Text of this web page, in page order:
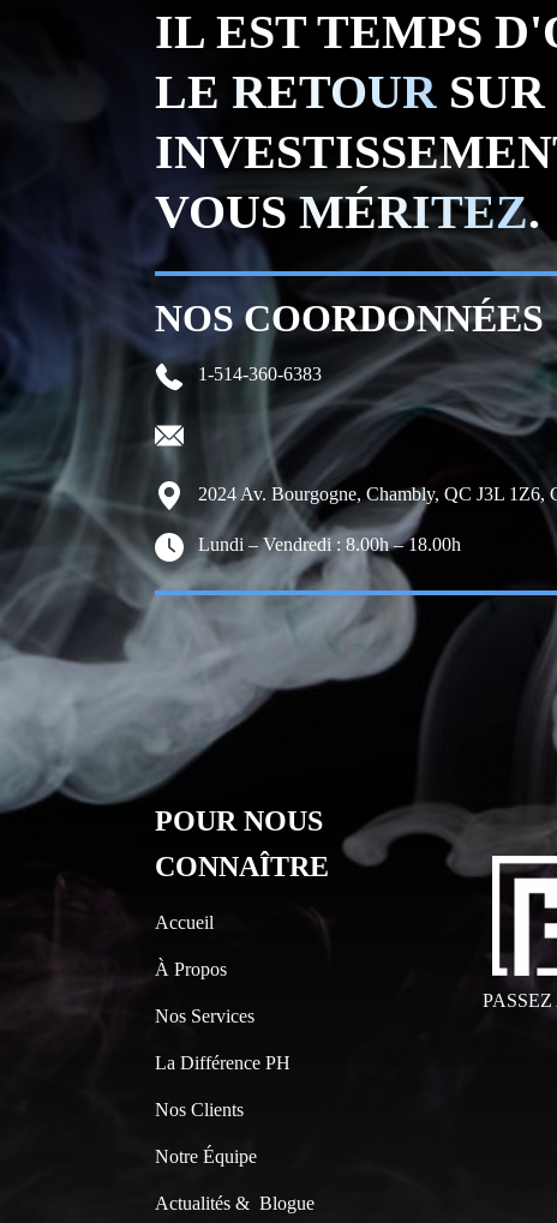
IL EST TEMPS
LE RETOUR SUR
VOUSMÉRITEZ.
NOS COORDONNÉES
1-514-360-6383
2024 Av. Bourgogne, Chambly, QC J3L 1Z6,
Lundi – Vendredi : 8.00h – 18.00h
POUR NOUS
CONNAÎTRE
Accueil
À Propos
Nos Services
La Différence PH
Nos Clients
Notre Équipe
Actualités & Blogue